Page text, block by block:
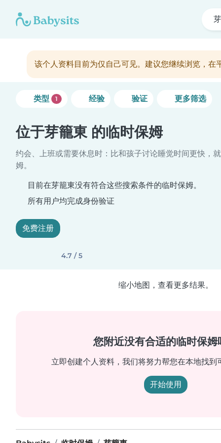
该个人资料目前为仅自己可见。建议您继续浏览，在
类型 1 经验 验证 更多筛选
位于芽籠東 的临时保姆
约会、上班或需要休息时：比和孩子讨论睡觉时间更快，
姆。
目前在芽籠東没有符合这些搜索条件的临时保姆。
所有用户均完成身份验证
免费注册
4.7 / 5
缩小地图，查看更多结果。
您附近没有合适的临时保姆
立即创建个人资料，我们将努力帮您在本地找到
开始使用